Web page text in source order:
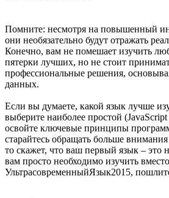
Помните: несмотря на повышенный
они необязательно будут отражать
Конечно, вам не помешает изучить
пятерки лучших, но не стоит
профессиональные решения,
данных.
Если вы думаете, какой язык лучше
выберите наиболее простой
освойте ключевые принципы
старайтесь обращать больше
то скажет, что ваш первый язык – это
вам просто необходимо изучить
УльтрасовременныйЯзык2015,